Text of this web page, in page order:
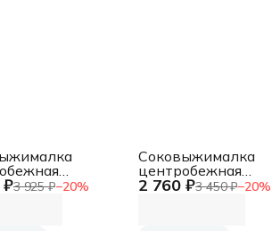
₽3 925 ₽−20%
HY-JE1625
2 760 ₽3 450 ₽−20%
Соковыжималка
центробежная
Starwind SJ2326